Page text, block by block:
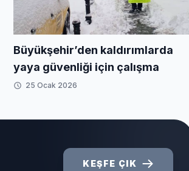
Büyükşehir’den kaldırımlarda
yaya güvenliği için çalışma
25 Ocak 2026
KEŞFE ÇIK